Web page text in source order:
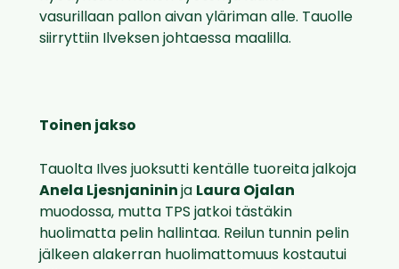
vasurillaan pallon aivan yläriman alle. Tauolle
siirryttiin Ilveksen johtaessa maalilla.
Toinen jakso
Tauolta Ilves juoksutti kentälle tuoreita jalkoja
Anela Ljesnjaninin ja Laura Ojalan
muodossa, mutta TPS jatkoi tästäkin
huolimatta pelin hallintaa. Reilun tunnin pelin
jälkeen alakerran huolimattomuus kostautui